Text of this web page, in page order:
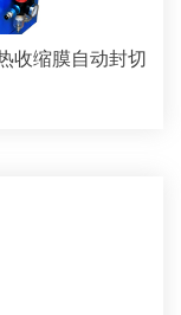
收缩膜自动封切